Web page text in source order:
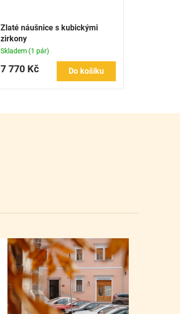
Zlaté náušnice s kubickými
zirkony
Skladem (1 pár)
7 770 Kč Do košíku